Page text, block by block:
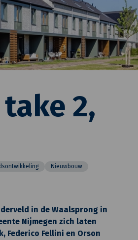
2,
Nieuwbouw
in de Waalsprong in
Nijmegen zich laten
Federico Fellini en Orson